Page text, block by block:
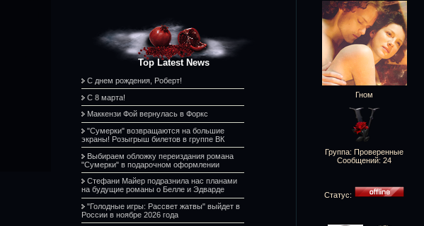
Top Latest News
С днем рождения, Роберт!
С 8 марта!
Маккензи Фой вернулась в Форкс
"Сумерки" возвращаются на большие
экраны! Розыгрыш билетов в группе ВК
Выбираем обложку переиздания романа
"Сумерки" в подарочном оформлении
Стефани Майер подразнила нас планами
на будущие романы о Белле и Эдварде
"Голодные игры: Рассвет жатвы" выйдет в
России в ноябре 2026 года
Гном
Группа: Проверенные
Сообщений: 24
Статус: